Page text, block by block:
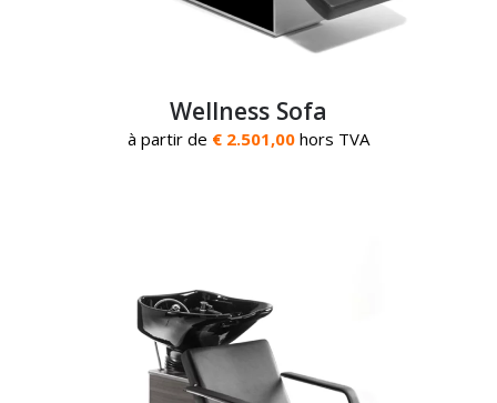
Wellness Sofa
à partir de € 2.501,00 hors TVA